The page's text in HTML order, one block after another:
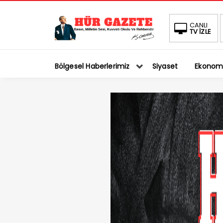
CANLI
TV İZLE
Bölgesel Haberlerimiz Siyaset